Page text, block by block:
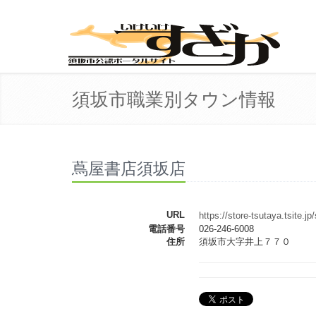
須坂市職業別タウン情報
蔦屋書店須坂店
URL
https://store-
電話番号
026-246-6008
住所
須坂市大字井上７７０